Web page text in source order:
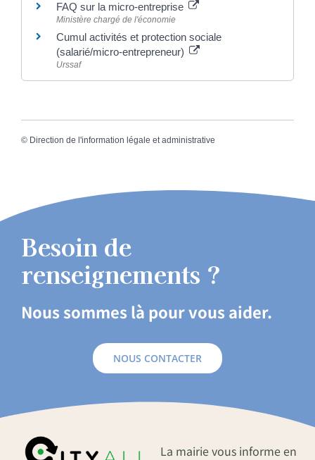
FAQ sur la micro-entreprise
Ministère chargé de l'économie
Cumul activités et protection sociale
(salarié/micro-entrepreneur)
Urssaf
© Direction de l'information légale et administrative
Besoin de
renseignements ?
Nous sommes là pour vous aider.
NOUS CONTACTER
La mairie vous informe en